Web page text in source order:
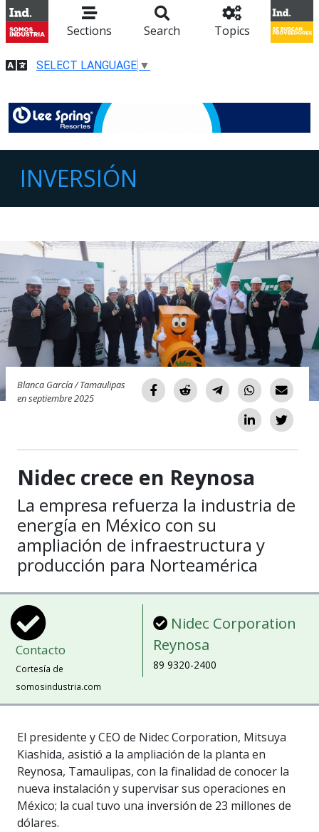
Sections Search Topics
SELECT LANGUAGE ▼
INVERSIÓN
Blanca García / Tamaulipas
en septiembre 2025
Nidec crece en Reynosa
La empresa refuerza la industria de
energía en México con su
ampliación de infraestructura y
producción para Norteamérica
Contacto
Cortesía de
somosindustria.com
Nidec Corporation
Reynosa
89 9320-2400
El presidente y CEO de Nidec Corporation, Mitsuya
Kiashida, asistió a la ampliación de la planta en
Reynosa, Tamaulipas, con la finalidad de conocer la
nueva instalación y supervisar sus operaciones en
México; la cual tuvo una inversión de 23 millones de
dólares.